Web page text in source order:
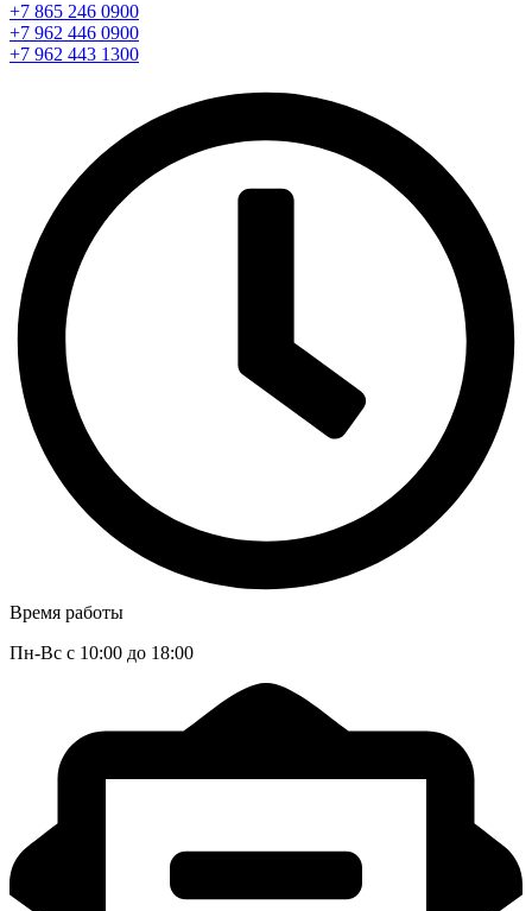
+7 865 246 0900
+7 962 446 0900
+7 962 443 1300
Время работы
Пн-Вс с 10:00 до 18:00